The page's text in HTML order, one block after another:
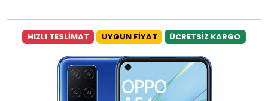
HIZLI TESLİMAT UYGUN FİYAT ÜCRETSİZ KARGO